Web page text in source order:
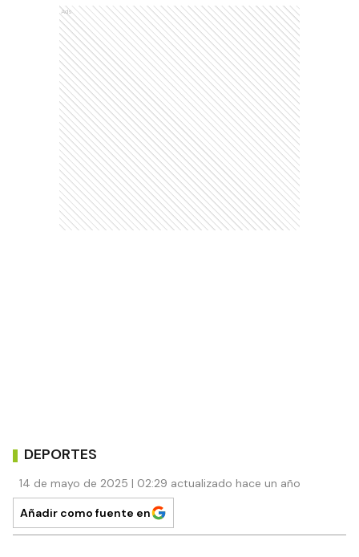
Ads
DEPORTES
14 de mayo de 2025 | 02:29 actualizado hace un año
Añadir como fuente en